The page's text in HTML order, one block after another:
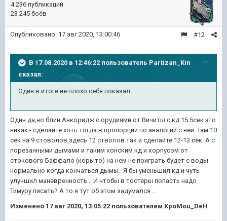
4 236 публикаций
23 245 боёв
#12
Опубликовано: 17 авг 2020, 13:00:46
В 17.08.2020 в 12:46:22 пользователь Partizan_Kin
сказал:
Один в итоге не плохо себя показал.
Один да,но блин Анкоридж с орудиями от Вичиты с кд 15.5сек это
никак - сделайте хоть тогда в пропорции по аналогии с ней. Там 10
сек на 9 стоволов,здесь 12 стволов так и сделайте 12-13 сек. А с
порезанными дымами и таким конским кд и корпусом от
стокового Баффало (корыто) на нем не поиграть будет с воды
нормально когда кончаться дымы. Я бы уменьшил кд и чуть
улучшил маневренность... И чтобы в тостеры попасть надо
Тимуру писать? А то я тут об этом задумался ...
Изменено 17 авг 2020, 13:05:22 пользователем XpoMou_DeH